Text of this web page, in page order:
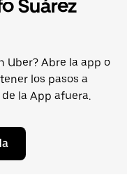
Suárez
Uber? Abre la app o
los pasos a
la App afuera.